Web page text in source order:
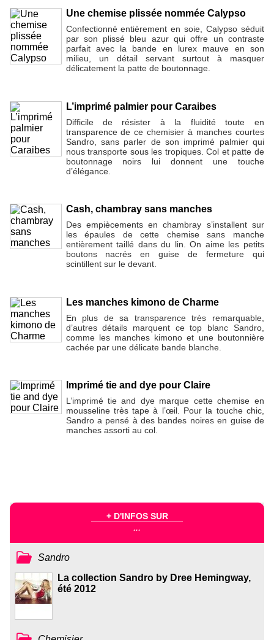
Une chemise plissée nommée Calypso
Confectionné entièrement en soie, Calypso séduit
par son plissé bleu azur qui offre un contraste
parfait avec la bande en lurex mauve en son
milieu, un détail servant surtout à masquer
délicatement la patte de boutonnage.
L’imprimé palmier pour Caraibes
Difficile de résister à la fluidité toute en
transparence de ce chemisier à manches courtes
Sandro, sans parler de son imprimé palmier qui
nous transporte sous les tropiques. Col et patte de
boutonnage noirs lui donnent une touche
d’élégance.
Cash, chambray sans manches
Des empiècements en chambray s’installent sur
les épaules de cette chemise sans manche
entièrement taillé dans du lin. On aime les petits
boutons nacrés en guise de fermeture qui
scintillent sur le devant.
Les manches kimono de Charme
En plus de sa transparence très remarquable,
d’autres détails marquent ce top blanc Sandro,
comme les manches kimono et une boutonnière
cachée par une délicate bande blanche.
Imprimé tie and dye pour Claire
L’imprimé tie and dye marque cette chemise en
mousseline très tape à l’œil. Pour la touche chic,
Sandro a pensé à des bandes noires en guise de
manches assorti au col.
+ D'INFOS SUR
...
Sandro
La collection Sandro by Dree Hemingway,
été 2012